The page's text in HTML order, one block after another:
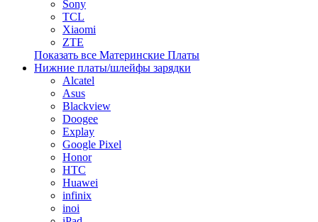
Sony
TCL
Xiaomi
ZTE
Показать все Материнские Платы
Нижние платы/шлейфы зарядки
Alcatel
Asus
Blackview
Doogee
Explay
Google Pixel
Honor
HTC
Huawei
infinix
inoi